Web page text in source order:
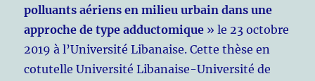
polluants aériens en milieu urbain dans une
approche de type adductomique » le 23 octobre
2019 à l’Université Libanaise. Cette thèse en
cotutelle Université Libanaise-Université de